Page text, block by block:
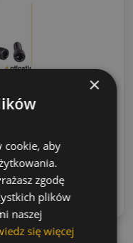
×
cookie, aby
zgodę
plików
naszej
się więcej